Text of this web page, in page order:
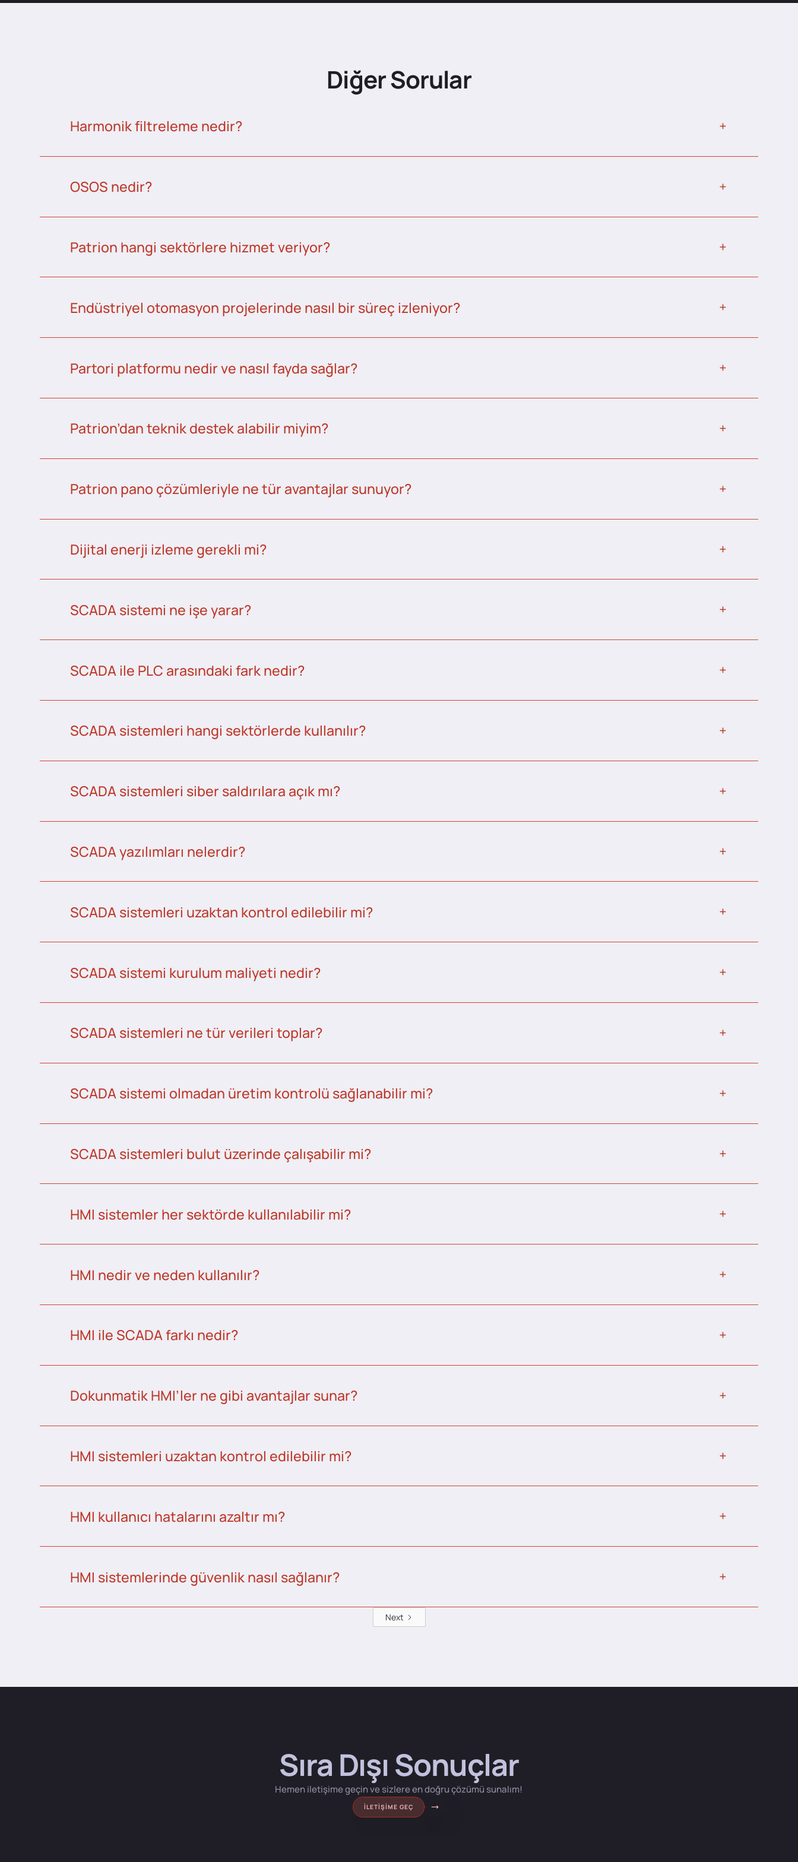
Diğer Sorular
Harmonik filtreleme nedir?
OSOS nedir?
Patrion hangi sektörlere hizmet veriyor?
Endüstriyel otomasyon projelerinde nasıl bir süreç izleniyor?
Partori platformu nedir ve nasıl fayda sağlar?
Patrion’dan teknik destek alabilir miyim?
Patrion pano çözümleriyle ne tür avantajlar sunuyor?
Dijital enerji izleme gerekli mi?
SCADA sistemi ne işe yarar?
SCADA ile PLC arasındaki fark nedir?
SCADA sistemleri hangi sektörlerde kullanılır?
SCADA sistemleri siber saldırılara açık mı?
SCADA yazılımları nelerdir?
SCADA sistemleri uzaktan kontrol edilebilir mi?
SCADA sistemi kurulum maliyeti nedir?
SCADA sistemleri ne tür verileri toplar?
SCADA sistemi olmadan üretim kontrolü sağlanabilir mi?
SCADA sistemleri bulut üzerinde çalışabilir mi?
HMI sistemler her sektörde kullanılabilir mi?
HMI nedir ve neden kullanılır?
HMI ile SCADA farkı nedir?
Dokunmatik HMI’ler ne gibi avantajlar sunar?
HMI sistemleri uzaktan kontrol edilebilir mi?
HMI kullanıcı hatalarını azaltır mı?
HMI sistemlerinde güvenlik nasıl sağlanır?
Next
Sıra Dışı Sonuçlar
Hemen iletişime geçin ve sizlere en doğru çözümü sunalım!
İLETIŞIME GEÇ